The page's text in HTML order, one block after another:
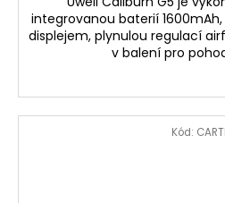
integrovanou baterií 1600mAh,
displejem, plynulou regulací
v balení pro
Kód: